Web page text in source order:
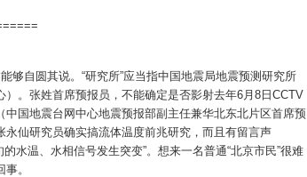
够自圆其说。“研究所”应当指中国地震局地震预测研究所
）。张姓首席预报员，不能确定是否影射去年6月8日CCTV
中国地震台网中心地震预报部副主任兼华北东北片区首席预
永仙研究员确实搞流体温度前兆研究，而且有留言声
水温、水相信号发生突变”。想来一名普通“北京市民”很难
。